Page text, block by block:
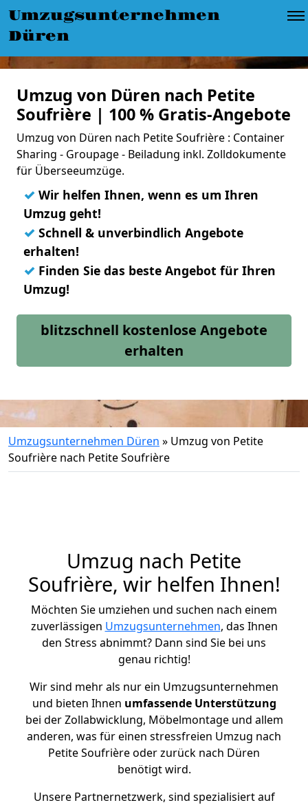
Umzugsunternehmen
Düren
Umzug von Düren nach Petite
Soufrière | 100 % Gratis-Angebote
Umzug von Düren nach Petite Soufrière : Container
Sharing - Groupage - Beiladung inkl. Zolldokumente
für Überseeumzüge.
✓ Wir helfen Ihnen, wenn es um Ihren
Umzug geht!
✓ Schnell & unverbindlich Angebote
erhalten!
✓ Finden Sie das beste Angebot für Ihren
Umzug!
blitzschnell kostenlose Angebote
erhalten
Umzugsunternehmen Düren » Umzug von Petite
Soufrière nach Petite Soufrière
Umzug nach Petite
Soufrière, wir helfen Ihnen!
Möchten Sie umziehen und suchen nach einem
zuverlässigen Umzugsunternehmen, das Ihnen
den Stress abnimmt? Dann sind Sie bei uns
genau richtig!
Wir sind mehr als nur ein Umzugsunternehmen
und bieten Ihnen umfassende Unterstützung
bei der Zollabwicklung, Möbelmontage und allem
anderen, was für einen stressfreien Umzug nach
Petite Soufrière oder zurück nach Düren
benötigt wird.
Unsere Partnernetzwerk, sind spezialisiert auf